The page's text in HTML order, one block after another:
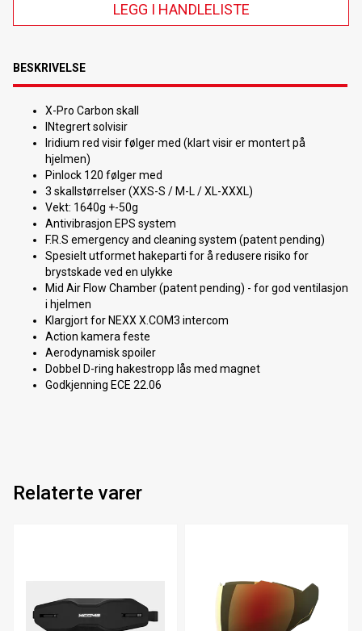
LEGG I HANDLELISTE
BESKRIVELSE
X-Pro Carbon skall
INtegrert solvisir
Iridium red visir følger med (klart visir er montert på
hjelmen)
Pinlock 120 følger med
3 skallstørrelser (XXS-S / M-L / XL-XXXL)
Vekt: 1640g +-50g
Antivibrasjon EPS system
F.R.S emergency and cleaning system (patent pending)
Spesielt utformet hakeparti for å redusere risiko for
brystskade ved en ulykke
Mid Air Flow Chamber (patent pending) - for god ventilasjon
i hjelmen
Klargjort for NEXX X.COM3 intercom
Action kamera feste
Aerodynamisk spoiler
Dobbel D-ring hakestropp lås med magnet
Godkjenning ECE 22.06
Relaterte varer